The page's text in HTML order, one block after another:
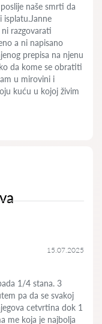
naše smrti da
isplatu.Janne
razgovarati
a ni napisano
prepisa na njenu
da kome se obratiti
u mirovini i
kuću u kojoj živim
15.07.2025
1/4 stana. 3
pa da se svakoj
cetvrtina dok 1
me koja je najbolja